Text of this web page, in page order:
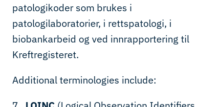
patologikoder som brukes i
patologilaboratorier, i rettspatologi, i
biobankarbeid og ved innrapportering til
Kreftregisteret.
Additional terminologies include: